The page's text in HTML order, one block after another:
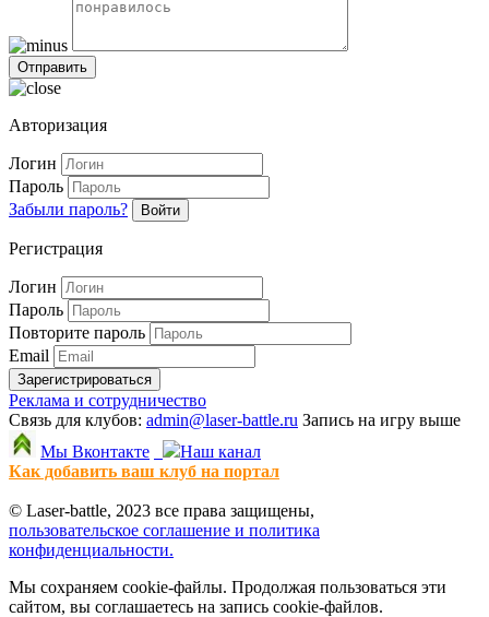
Авторизация
Логин
Пароль
Забыли пароль?
Войти
Регистрация
Логин
Пароль
Повторите пароль
Email
Зарегистрироваться
Реклама и сотрудничество
Связь для клубов: admin@laser-battle.ru Запись на игру выше
Мы Вконтакте
Наш канал
Как добавить ваш клуб на портал
© Laser-battle, 2023 все права защищены,
пользовательское соглашение и политика
конфиденциальности.
Мы сохраняем cookie-файлы. Продолжая пользоваться эти
сайтом, вы соглашаетесь на запись cookie-файлов.